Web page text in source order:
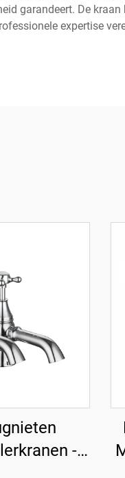
garandeert. De
expertise
-